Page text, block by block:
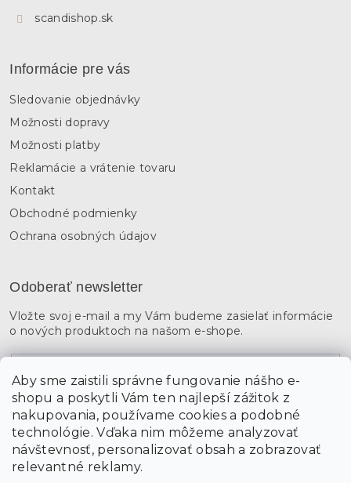
Aby sme zaistili správne fungovanie nášho e-
shopu a poskytli Vám ten najlepší zážitok z
nakupovania, používame cookies a podobné
technológie. Vďaka nim môžeme analyzovať
návštevnosť, personalizovať obsah a zobrazovať
relevantné reklamy.
scandishop.sk
Informácie pre vás
Sledovanie objednávky
Možnosti dopravy
Možnosti platby
Reklamácie a vrátenie tovaru
Kontakt
Obchodné podmienky
Ochrana osobných údajov
Odoberať newsletter
Vložte svoj e-mail a my Vám budeme zasielať informácie
o nových produktoch na našom e-shope.
Vložením údajov súhlasíte s podmienkami ochrany
osobných údajov
PRIHLÁSIŤ SA